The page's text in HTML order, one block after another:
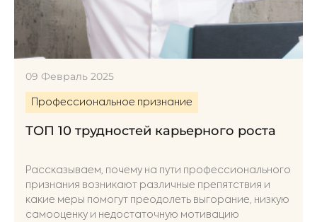
09 Февраль 2025
Профессиональное признание
ТОП 10 трудностей карьерного роста
Рассказываем, почему на пути профессионального
признания возникают различные препятствия и
какие меры помогут преодолеть выгорание, низкую
самооценку и недостаточную мотивацию